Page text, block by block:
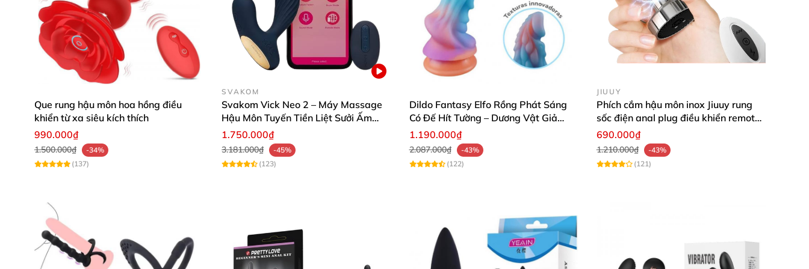
Hãy để Svakom Iker JR giúp bạn mở ra cánh cửa khoái cảm tuyệt đỉnh và tận hưởng những phút giây thư giãn hoàn hảo. Đừng chần chừ nữa, nhanh
tay đặt hàng ngay hôm nay để trải nghiệm sản phẩm massage hậu môn đẳng cấp này! 🛒✨
Que rung hậu môn hoa hồng điều
khiển từ xa siêu kích thích
990.000₫
1.500.000₫
-34%
(137)
SVAKOM
Svakom Vick Neo 2 – Máy Massage
Hậu Môn Tuyến Tiền Liệt Sưởi Ấm
Điều Khiển App
1.750.000₫
3.181.000₫
-45%
(123)
Dildo Fantasy Elfo Rồng Phát Sáng
Có Đế Hít Tường – Dương Vật Giả
Silicon Cao Cấp Kích Thích Điểm G &
P
1.190.000₫
2.087.000₫
-43%
(122)
JIUUY
Phích cắm hậu môn inox Jiuuy rung
sốc điện anal plug điều khiển remote
từ xa
690.000₫
1.210.000₫
-43%
(121)